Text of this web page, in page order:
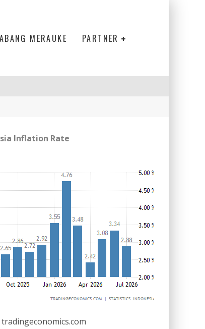
MERAUKE PARTNER
Inflation Rate
tradingeconomics.com